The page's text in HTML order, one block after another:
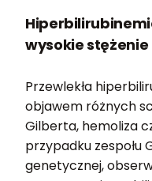
wysokie
Przewlekła
objawem różnych
Gilberta, hemoliza
przypadku zespołu
genetycznej,